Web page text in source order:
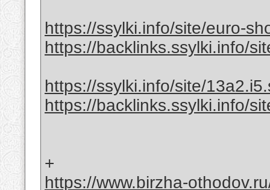
https://ssylki.info/site/euro-
https://backlinks.ssylki.info/
https://ssylki.info/site/
https://backlinks.ssylki.info/
+
https://www.birzha-